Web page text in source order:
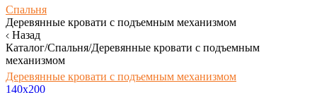
Спальня
Деревянные кровати с подъемным механизмом
Назад
Каталог/Спальня/Деревянные кровати с подъемным
механизмом
Деревянные кровати с подъемным механизмом
140x200